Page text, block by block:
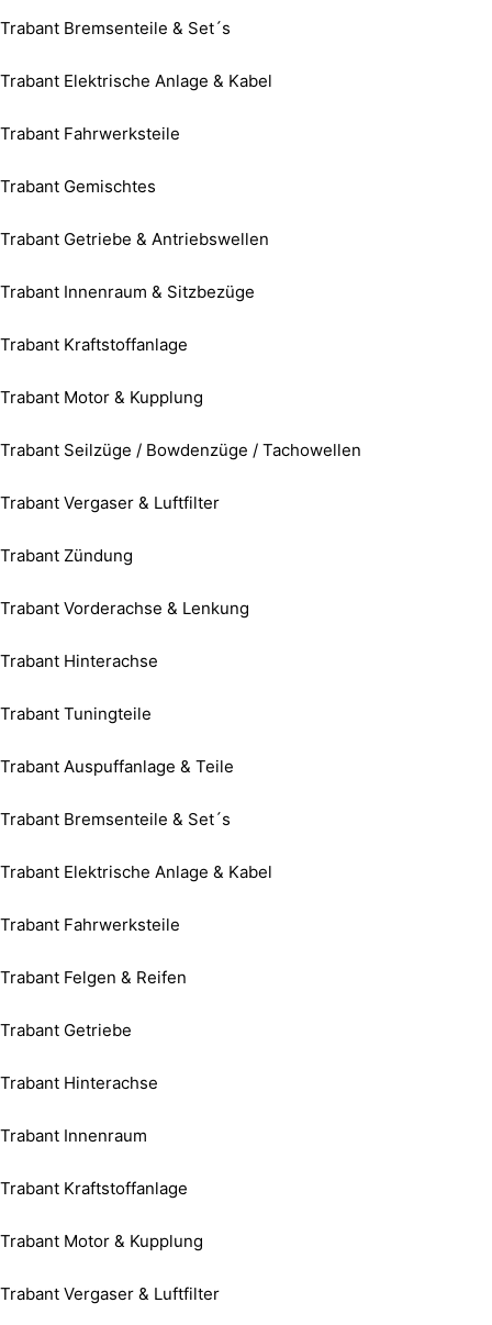
Trabant Bremsenteile & Set´s
Trabant Elektrische Anlage & Kabel
Trabant Fahrwerksteile
Trabant Gemischtes
Trabant Getriebe & Antriebswellen
Trabant Innenraum & Sitzbezüge
Trabant Kraftstoffanlage
Trabant Motor & Kupplung
Trabant Seilzüge / Bowdenzüge / Tachowellen
Trabant Vergaser & Luftfilter
Trabant Zündung
Trabant Vorderachse & Lenkung
Trabant Hinterachse
Trabant Tuningteile
Trabant Auspuffanlage & Teile
Trabant Bremsenteile & Set´s
Trabant Elektrische Anlage & Kabel
Trabant Fahrwerksteile
Trabant Felgen & Reifen
Trabant Getriebe
Trabant Hinterachse
Trabant Innenraum
Trabant Kraftstoffanlage
Trabant Motor & Kupplung
Trabant Vergaser & Luftfilter